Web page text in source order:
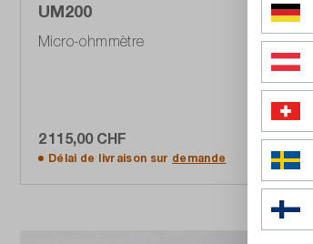
UM200
Micro-ohmmètre
2 115,00 CHF
Délai de livraison sur demande